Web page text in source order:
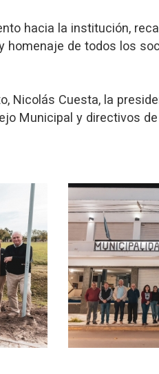
hacia la institución,
homenaje de todos los
Nicolás Cuesta, la
Municipal y directivos